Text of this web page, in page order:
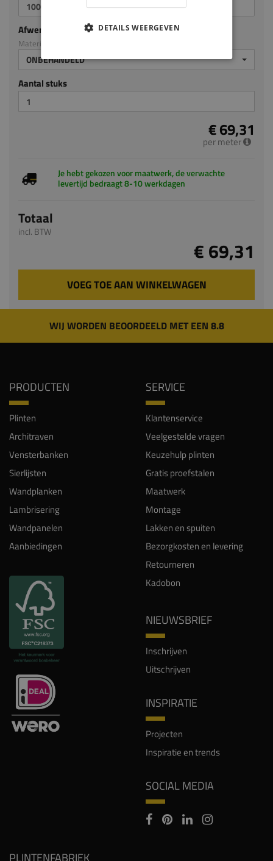
Afwerking
Materiaal: Grenen
ONBEHANDELD
Aantal stuks
€ 69,31
per meter
Je hebt gekozen voor maatwerk, de verwachte
levertijd bedraagt 8-10 werkdagen
Totaal
incl. BTW
€ 69,31
VOEG TOE AAN WINKELWAGEN
WIJ WORDEN BEOORDEELD MET EEN 8.8
PRODUCTEN
Plinten
Architraven
Vensterbanken
Sierlijsten
Wandplanken
Lambrisering
Wandpanelen
Aanbiedingen
SERVICE
Klantenservice
Veelgestelde vragen
Keuzehulp plinten
Gratis proefstalen
Maatwerk
Montage
Lakken en spuiten
Bezorgkosten en levering
Retourneren
Kadobon
NIEUWSBRIEF
Inschrijven
Uitschrijven
INSPIRATIE
Projecten
Inspiratie en trends
SOCIAL MEDIA
DETAILS WEERGEVEN